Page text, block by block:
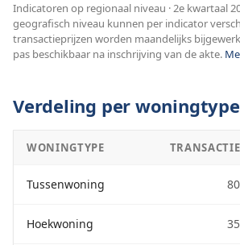
Indicatoren op regionaal niveau · 2e kwartaal
geografisch niveau kunnen per indicator
transactieprijzen worden maandelijks
pas beschikbaar na inschrijving van de akte.
Verdeling per woningtype
WONINGTYPE
Tussenwoning
Hoekwoning